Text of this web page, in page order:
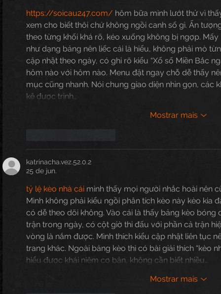
https://soicau247.com/ hôm bữa mình lướt thử vì
xem cho biết thôi chứ không ngồi canh số gì. Ấn
theo từng khối khá rõ, kéo xuống không bị ngợp.
như dạng bảng nên liếc cái là hiểu, không phải mò
cập nhật theo ngày, có ghi rõ kiểu “Xổ số Miền Bắc
hôm nào với hôm nào. Menu đặt ngay chỗ dễ thấy
mục cũng nhanh. Nói chung giao diện nhìn gọn,
kê được trình…
Mostrar mais
katrinacha.vez.52.0.2
25 de jun.
tỷ lệ kèo nhà cái mình thấy mọi người nhắc hoài nên
Mình không phải kiểu ngồi phân tích kèo này kèo kia
có dễ theo dõi không. Vào cái là thấy bảng kèo
trận trong ngày, có cột giờ thi đấu với phần cả trận
vòng là nắm được. Mình thích kiểu cập nhật liên tục
trang khác. Ngoài bảng kèo thì có bài giải thích “kèo
hiểu được khái niệm cơ bản, không cần biết nhiều…
Mostrar mais